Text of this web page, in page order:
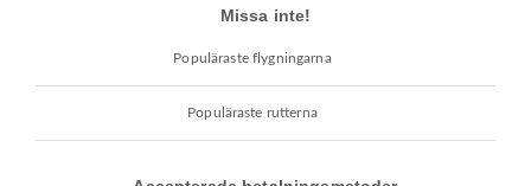
Missa inte!
Populäraste flygningarna
Populäraste rutterna